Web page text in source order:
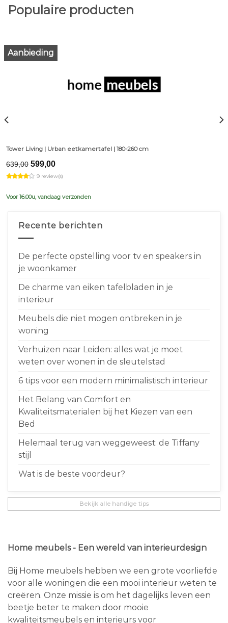
Populaire producten
Aanbieding
Tower Living | Urban eetkamertafel | 180-260 cm
639,00 Original
price
was:
599,00Current
is:
9 review(s)
Voor 16.00u, vandaag verzonden
Recente berichten
De perfecte opstelling voor tv en speakers in
je woonkamer
De charme van eiken tafelbladen in je
interieur
Meubels die niet mogen ontbreken in je
woning
Verhuizen naar Leiden: alles wat je moet
weten over wonen in de sleutelstad
6 tips voor een modern minimalistisch interieur
Het Belang van Comfort en
Kwaliteitsmaterialen bij het Kiezen van een
Bed
Helemaal terug van weggeweest: de Tiffany
stijl
Wat is de beste voordeur?
Bekijk alle handige tips
Home meubels - Een wereld van interieurdesign
Bij Home meubels hebben we een grote voorliefde
voor alle woningen die een mooi interieur weten te
creëren. Onze missie is om het dagelijks leven een
beetje beter te maken door mooie
kwaliteitsmeubels en interieurs voor